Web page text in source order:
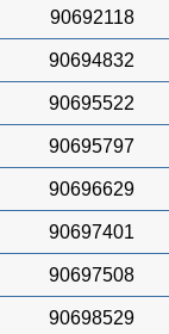
90692118
90694832
90695522
90695797
90696629
90697401
90697508
90698529